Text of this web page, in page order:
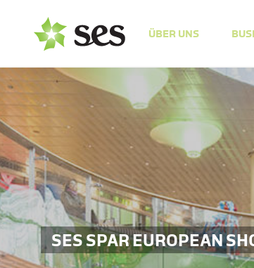
ÜBER UNS
SES SPAR EUROPEAN